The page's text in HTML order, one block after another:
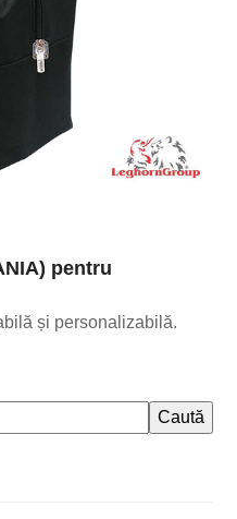
pentru
și personalizabilă.
Caută